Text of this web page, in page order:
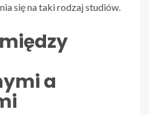
się na taki rodzaj studiów.
a